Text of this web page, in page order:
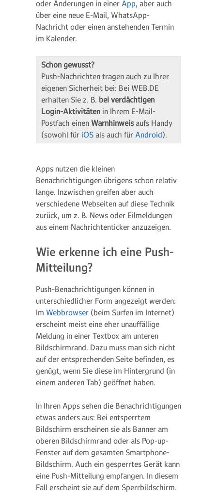
oder Änderungen in einer App, aber auch
über eine neue E-Mail, WhatsApp-
Nachricht oder einen anstehenden Termin
im Kalender.
Schon gewusst?
Push-Nachrichten tragen auch zu Ihrer
eigenen Sicherheit bei: Bei WEB.DE
erhalten Sie z. B. bei verdächtigen
Login-Aktivitäten in Ihrem E-Mail-
Postfach einen Warnhinweisaufs Handy
(sowohl für iOS als auch für Android).
Apps nutzen die kleinen
Benachrichtigungen übrigens schon relativ
lange. Inzwischen greifen aber auch
verschiedene Webseiten auf diese Technik
zurück, um z. B. News oder Eilmeldungen
aus einem Nachrichtenticker anzuzeigen.
Wie erkenne ich eine Push-
Mitteilung?
Push-Benachrichtigungen können in
unterschiedlicher Form angezeigt werden:
Im Webbrowser (beim Surfen im Internet)
erscheint meist eine eher unauffällige
Meldung in einer Textbox am unteren
Bildschirmrand. Dazu muss man sich nicht
auf der entsprechenden Seite befinden, es
genügt, wenn Sie diese im Hintergrund (in
einem anderen Tab) geöffnet haben.
In Ihren Apps sehen die Benachrichtigungen
etwas anders aus: Bei entsperrtem
Bildschirm erscheinen sie als Banner am
oberen Bildschirmrand oder als Pop-up-
Fenster auf dem gesamten Smartphone-
Bildschirm. Auch ein gesperrtes Gerät kann
eine Push-Mitteilung empfangen. In diesem
Fall erscheint sie auf dem Sperrbildschirm.